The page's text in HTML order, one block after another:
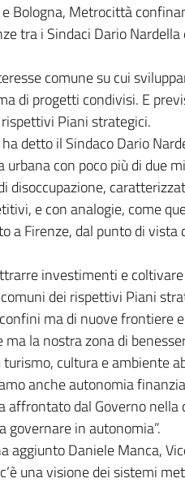
Bologna, Metrocittà
tra i Sindaci Dario Nardella
comune su cui
di progetti condivisi. E
Piani strategici.
detto il Sindaco Dario
con poco più di due
disoccupazione,
e con analogie, come
a Firenze, dal punto di vista
investimenti e
dei rispettivi Piani
ma di nuove frontiere
la nostra zona di
cultura e ambiente
anche autonomia
affrontato dal Governo nella
governare in autonomia”.
aggiunto Daniele Manca,
una visione dei sistemi